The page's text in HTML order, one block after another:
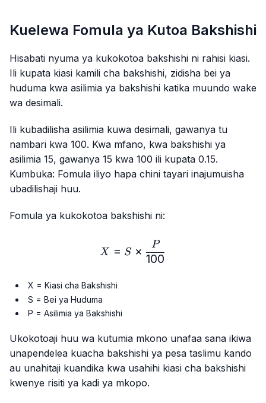
Kuelewa Fomula ya Kutoa Bakshishi
Hisabati nyuma ya kukokotoa bakshishi ni rahisi kiasi.
Ili kupata kiasi kamili cha bakshishi, zidisha bei ya
huduma kwa asilimia ya bakshishi katika muundo wake
wa desimali.
Ili kubadilisha asilimia kuwa desimali, gawanya tu
nambari kwa 100. Kwa mfano, kwa bakshishi ya
asilimia 15, gawanya 15 kwa 100 ili kupata 0.15.
Kumbuka: Fomula iliyo hapa chini tayari inajumuisha
ubadilishaji huu.
Fomula ya kukokotoa bakshishi ni:
X = S × \frac{P}{100}
X = S ×
100
P
X = Kiasi cha Bakshishi
S = Bei ya Huduma
P = Asilimia ya Bakshishi
Ukokotoaji huu wa kutumia mkono unafaa sana ikiwa
unapendelea kuacha bakshishi ya pesa taslimu kando
au unahitaji kuandika kwa usahihi kiasi cha bakshishi
kwenye risiti ya kadi ya mkopo.